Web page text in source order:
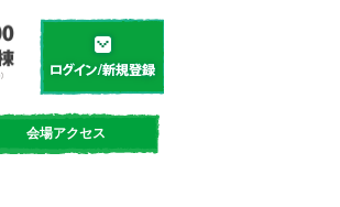
学都「仙台・宮城」サイエンスデイ
会場アクセス